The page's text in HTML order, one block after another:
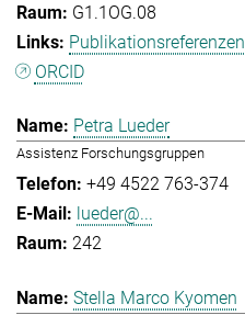
G1.1OG.08
Publikationsreferenzen
ORCID
Petra Lueder
Assistenz Forschungsgruppen
+49 4522 763-374
lueder@...
242
Stella Marco Kyomen